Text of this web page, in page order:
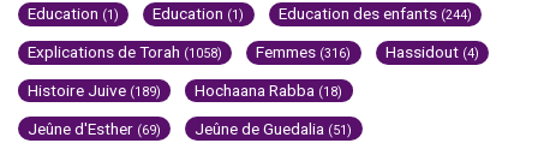
Education (1) Education (1) Education des enfants (244)
Explications de Torah (1058) Femmes (316) Hassidout (4)
Histoire Juive (189) Hochaana Rabba (18)
Jeûne d'Esther (69) Jeûne de Guedalia (51)